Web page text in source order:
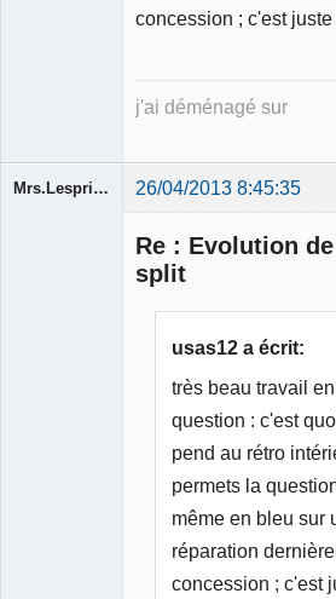
concession ; c'est
j'ai déménagé sur
Mrs.Lespritfifi 26/04/2013 8:45:35
Re : Evolution
split
usas12 a écrit:
très beau travail
question : c'est
pend au rétro
permets la
même en bleu sur
réparation
concession ; c'est